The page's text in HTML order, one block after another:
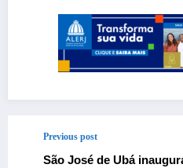
Previous post
São José de Ubá